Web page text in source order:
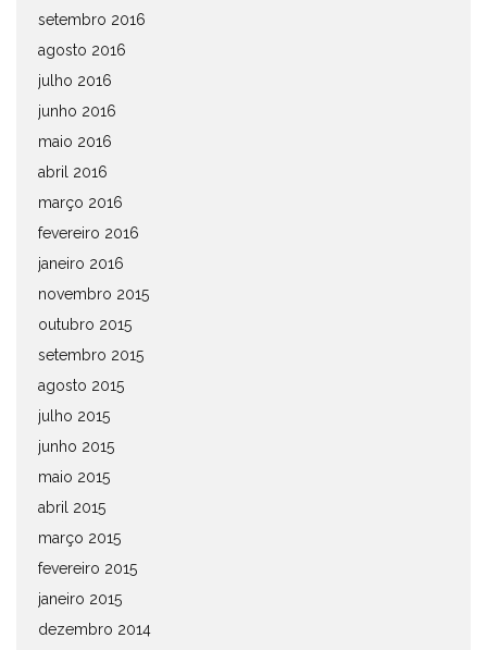
setembro 2016
agosto 2016
julho 2016
junho 2016
maio 2016
abril 2016
março 2016
fevereiro 2016
janeiro 2016
novembro 2015
outubro 2015
setembro 2015
agosto 2015
julho 2015
junho 2015
maio 2015
abril 2015
março 2015
fevereiro 2015
janeiro 2015
dezembro 2014